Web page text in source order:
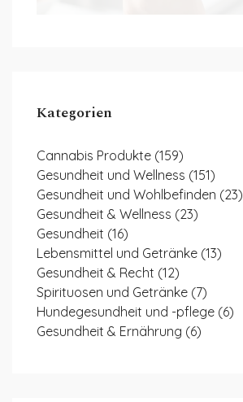
Kategorien
Cannabis Produkte (159)
Gesundheit und Wellness (151)
Gesundheit und Wohlbefinden (23)
Gesundheit & Wellness (23)
Gesundheit (16)
Lebensmittel und Getränke (13)
Gesundheit & Recht (12)
Spirituosen und Getränke (7)
Hundegesundheit und -pflege (6)
Gesundheit & Ernährung (6)